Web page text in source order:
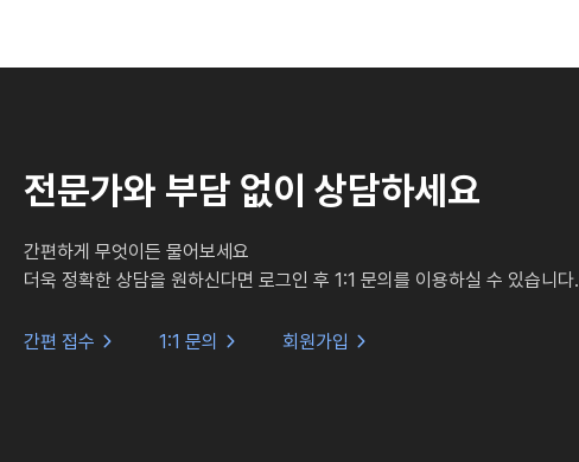
전문가와 부담 없이 상담하세요
간편하게 무엇이든 물어보세요
더욱 정확한 상담을 원하신다면 로그인 후 1:1 문의를 이용하실 수 있습니다.
간편 접수 1:1 문의 회원가입